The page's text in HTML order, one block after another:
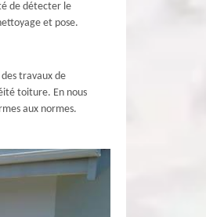
de détecter le
et pose.
travaux de
toiture. En nous
aux normes.